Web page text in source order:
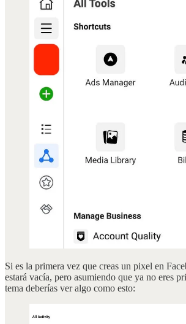
Si es la primera vez que creas un pixel en
estará vacía, pero asumiendo que ya no eres
tema deberías ver algo como esto: